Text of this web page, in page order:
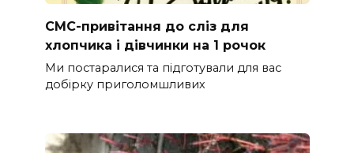
СМС-привітання до сліз для
хлопчика і дівчинки на 1 рочок
Ми постаралися та підготували для вас
добірку приголомшливих